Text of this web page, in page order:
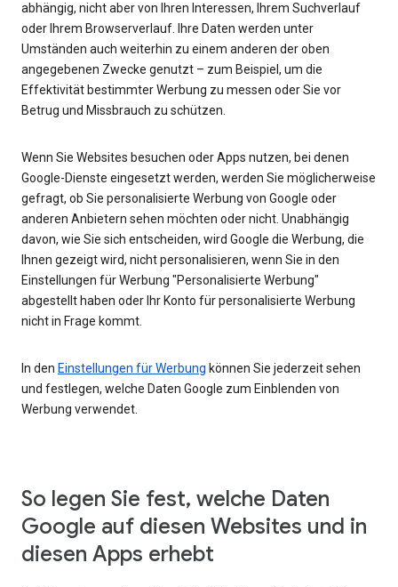
abhängig, nicht aber von Ihren Interessen, Ihrem Suchverlauf
oder Ihrem Browserverlauf. Ihre Daten werden unter
Umständen auch weiterhin zu einem anderen der oben
angegebenen Zwecke genutzt – zum Beispiel, um die
Effektivität bestimmter Werbung zu messen oder Sie vor
Betrug und Missbrauch zu schützen.
Wenn Sie Websites besuchen oder Apps nutzen, bei denen
Google-Dienste eingesetzt werden, werden Sie möglicherweise
gefragt, ob Sie personalisierte Werbung von Google oder
anderen Anbietern sehen möchten oder nicht. Unabhängig
davon, wie Sie sich entscheiden, wird Google die Werbung, die
Ihnen gezeigt wird, nicht personalisieren, wenn Sie in den
Einstellungen für Werbung "Personalisierte Werbung"
abgestellt haben oder Ihr Konto für personalisierte Werbung
nicht in Frage kommt.
In den Einstellungen für Werbung können Sie jederzeit sehen
und festlegen, welche Daten Google zum Einblenden von
Werbung verwendet.
So legen Sie fest, welche Daten
Google auf diesen Websites und in
diesen Apps erhebt